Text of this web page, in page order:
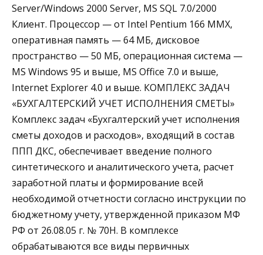
Server/Windows 2000 Server, MS SQL 7.0/2000
Клиент. Процессор — от Intel Pentium 166 MMX,
оперативная память — 64 МБ, дисковое
пространство — 50 МБ, операционная система —
MS Windows 95 и выше, MS Office 7.0 и выше,
Internet Explorer 4.0 и выше. КОМПЛЕКС ЗАДАЧ
«БУХГАЛТЕРСКИЙ УЧЕТ ИСПОЛНЕНИЯ СМЕТЫ»
Комплекс задач «Бухгалтерский учет исполнения
сметы доходов и расходов», входящий в состав
ППП ДКС, обеспечивает введение полного
синтетического и аналитического учета, расчет
заработной платы и формирование всей
необходимой отчетности согласно инструкции по
бюджетному учету, утвержденной приказом МФ
РФ от 26.08.05 г. № 70Н. В комплексе
обрабатываются все виды первичных